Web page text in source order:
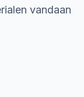
vandaan